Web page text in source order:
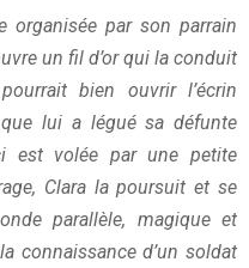
organisée par son parrain
un fil d’or qui la conduit
bien ouvrir l’écrin
que lui a légué sa défunte
est volée par une petite
Clara la poursuit et se
parallèle, magique et
connaissance d’un soldat